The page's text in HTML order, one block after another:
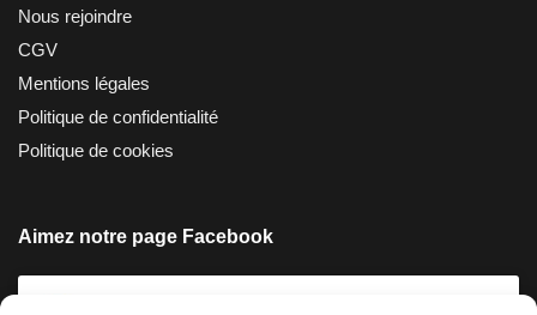
Nous rejoindre
CGV
Mentions légales
Politique de confidentialité
Politique de cookies
Aimez notre page Facebook